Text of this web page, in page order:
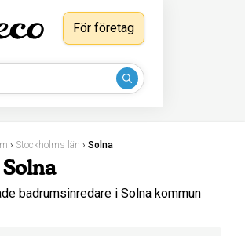
För företag
› Stockholms län › Solna
badrumsinredare i Solna kommun